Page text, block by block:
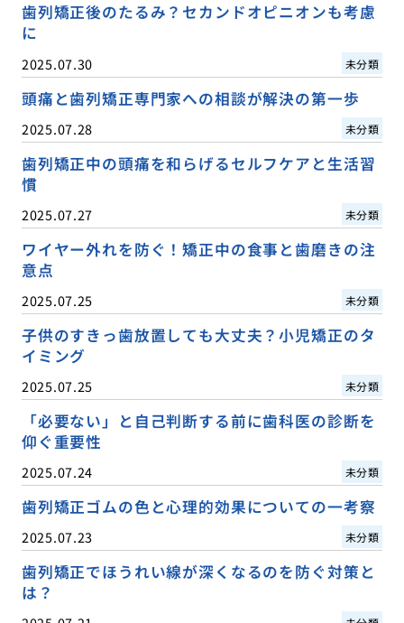
歯列矯正後のたるみ？セカンドオピニオンも考慮
に
2025.07.30 未分類
頭痛と歯列矯正専門家への相談が解決の第一歩
2025.07.28 未分類
歯列矯正中の頭痛を和らげるセルフケアと生活習
慣
2025.07.27 未分類
ワイヤー外れを防ぐ！矯正中の食事と歯磨きの注
意点
2025.07.25 未分類
子供のすきっ歯放置しても大丈夫？小児矯正のタ
イミング
2025.07.25 未分類
「必要ない」と自己判断する前に歯科医の診断を
仰ぐ重要性
2025.07.24 未分類
歯列矯正ゴムの色と心理的効果についての一考察
2025.07.23 未分類
歯列矯正でほうれい線が深くなるのを防ぐ対策と
は？